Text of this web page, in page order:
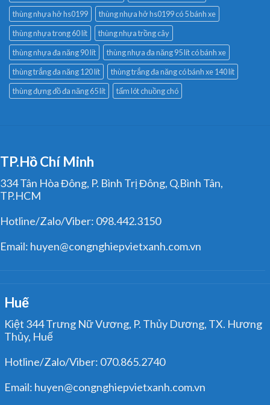
thùng nhựa hở hs0199
thùng nhựa hở hs0199 có 5 bánh xe
thùng nhựa trong 60 lít
thùng nhựa trồng cây
thùng nhựa đa năng 90 lít
thùng nhựa đa năng 95 lít có bánh xe
thùng trắng đa năng 120 lít
thùng trắng đa năng có bánh xe 140 lít
thùng đựng đồ đa năng 65 lít
tấm lót chuồng chó
TP.Hồ Chí Minh
334 Tân Hòa Đông, P. Bình Trị Đông, Q.Bình Tân,
TP.HCM
Hotline/Zalo/Viber: 098.442.3150
Email: huyen@congnghiepvietxanh.com.vn
Huế
Kiệt 344 Trưng Nữ Vương, P. Thủy Dương, TX. Hương
Thủy, Huế
Hotline/Zalo/Viber: 070.865.2740
Email: huyen@congnghiepvietxanh.com.vn